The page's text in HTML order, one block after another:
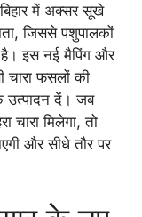
में अक्सर सूखे
जिससे पशुपालकों
है। इस नई मैपिंग और
चारा फसलों की
उत्पादन दें। जब
चारा मिलेगा, तो
और सीधे तौर पर